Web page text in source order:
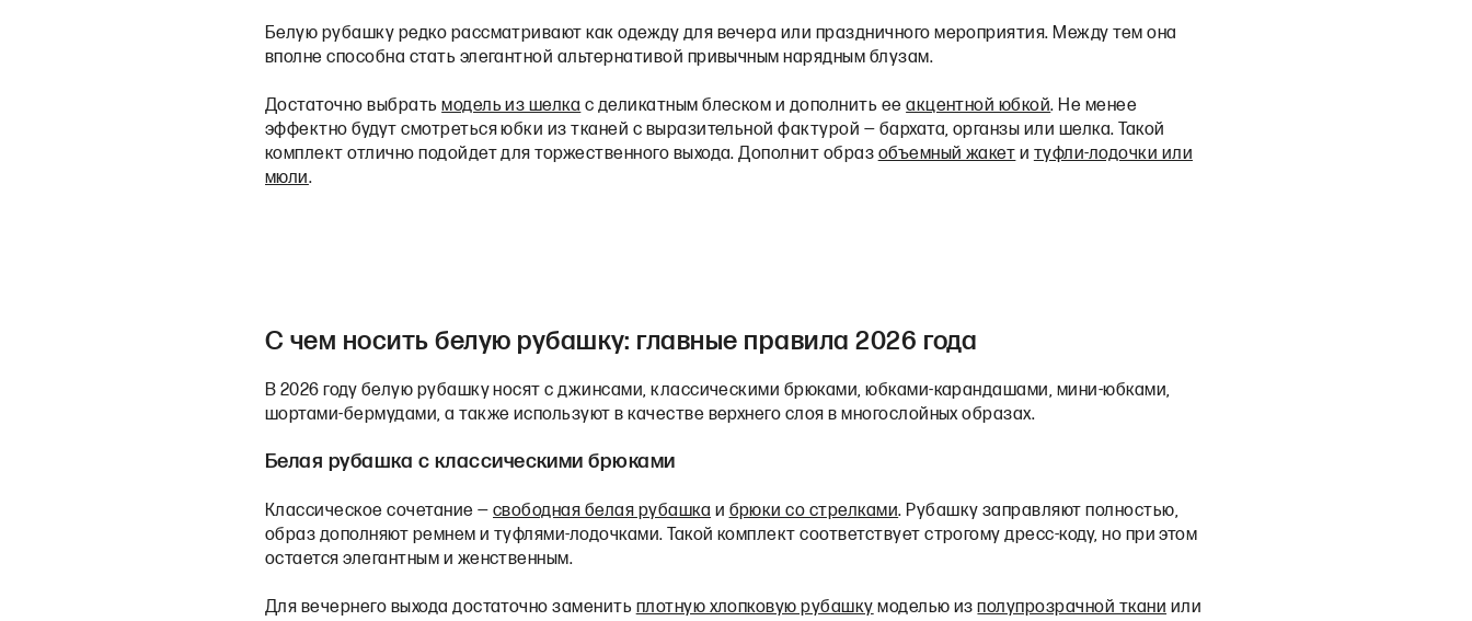
Белую рубашку редко рассматривают как одежду для вечера или праздничного мероприятия. Между тем она
вполне способна стать элегантной альтернативой привычным нарядным блузам.
Достаточно выбратьмодель из шелка с деликатным блеском и дополнить ееакцентной юбкой. Не менее
эффектно будут смотреться юбки из тканей с выразительной фактурой — бархата, органзы или шелка. Такой
комплект отлично подойдет для торжественного выхода. Дополнит образ объемный жакет и туфли-лодочки или
мюли.
С чем носить белую рубашку: главные правила 2026 года
В 2026 году белую рубашку носят с джинсами, классическими брюками, юбками-карандашами, мини-юбками,
шортами-бермудами, а также используют в качестве верхнего слоя в многослойных образах.
Белая рубашка с классическими брюками
Классическое сочетание — свободная белая рубашка и брюки со стрелками. Рубашку заправляют полностью,
образ дополняют ремнем и туфлями-лодочками. Такой комплект соответствует строгому дресс-коду, но при этом
остается элегантным и женственным.
Для вечернего выхода достаточно заменить плотную хлопковую рубашку моделью изполупрозрачной ткани или